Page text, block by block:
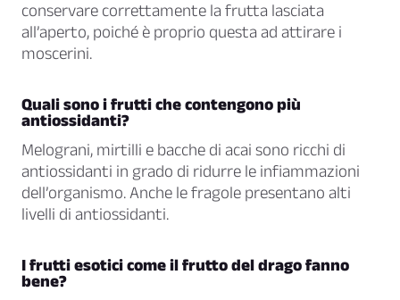
conservare correttamente la frutta lasciata
all’aperto, poiché è proprio questa ad attirare i
moscerini.
Quali sono i frutti che contengono più
antiossidanti?
Melograni, mirtilli e bacche di acai sono ricchi di
antiossidanti in grado di ridurre le infiammazioni
dell’organismo. Anche le fragole presentano alti
livelli di antiossidanti.
I frutti esotici come il frutto del drago fanno
bene?